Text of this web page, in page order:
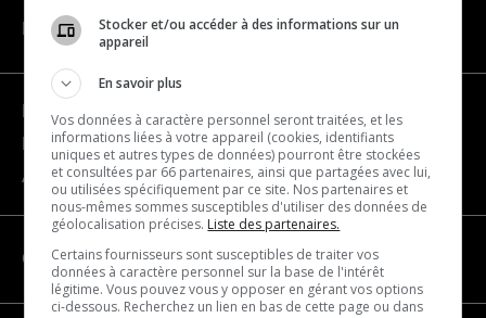
NAVIGATION
Devenir partenaire
Nous joindre
À propos
CATÉGORIES
Stocker et/ou accéder à des informations sur un
appareil
En savoir plus
Vos données à caractère personnel seront traitées, et les
informations liées à votre appareil (cookies, identifiants
uniques et autres types de données) pourront être stockées
et consultées par 66 partenaires, ainsi que partagées avec lui,
ou utilisées spécifiquement par ce site. Nos partenaires et
nous-mêmes sommes susceptibles d'utiliser des données de
géolocalisation précises. Liste des partenaires.
Certains fournisseurs sont susceptibles de traiter vos
données à caractère personnel sur la base de l'intérêt
légitime. Vous pouvez vous y opposer en gérant vos options
ci-dessous. Recherchez un lien en bas de cette page ou dans